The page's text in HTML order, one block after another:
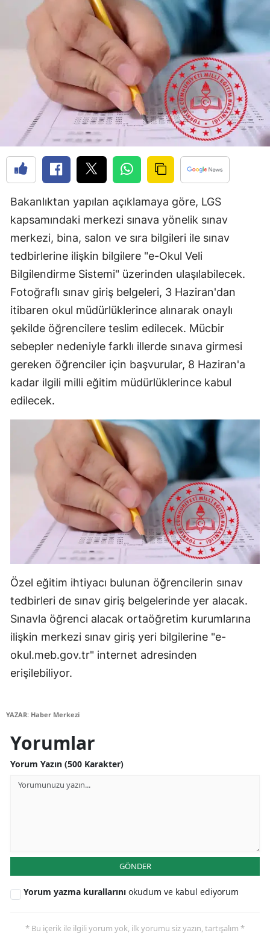
Çanakkale
Çankırı
Çorum
Denizli
Diyarbakır
Edirne
Elazığ
Erzurum
Eskişehir
Gaziantep
Giresun
Gümüşhane
Hatay
Isparta
İstanbul
İzmir
Kars
Kastamonu
Kayseri
Kırklareli
Kırşehir
Kocaeli
Konya
Kütahya
Niğde
Sakarya
Bakanlıktan yapılan açıklamaya göre, LGS
kapsamındaki merkezi sınava yönelik sınav
merkezi, bina, salon ve sıra bilgileri ile sınav
tedbirlerine ilişkin bilgilere "e-Okul Veli
Bilgilendirme Sistemi" üzerinden ulaşılabilecek.
Fotoğraflı sınav giriş belgeleri, 3 Haziran'dan
itibaren okul müdürlüklerince alınarak onaylı
şekilde öğrencilere teslim edilecek. Mücbir
sebepler nedeniyle farklı illerde sınava girmesi
gereken öğrenciler için başvurular, 8 Haziran'a
kadar ilgili milli eğitim müdürlüklerince kabul
edilecek.
Özel eğitim ihtiyacı bulunan öğrencilerin sınav
tedbirleri de sınav giriş belgelerinde yer alacak.
Sınavla öğrenci alacak ortaöğretim kurumlarına
ilişkin merkezi sınav giriş yeri bilgilerine "e-
okul.meb.gov.tr" internet adresinden
erişilebiliyor.
YAZAR: Haber Merkezi
Yorumlar
Yorum Yazın (500 Karakter)
GÖNDER
Yorum yazma kurallarını okudum ve kabul ediyorum
* Bu içerik ile ilgili yorum yok, ilk yorumu siz yazın, tartışalım *